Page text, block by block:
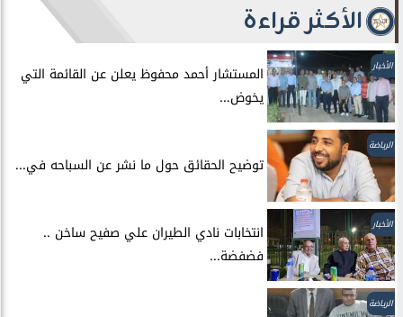
الأكثر قراءة
الأخبار
المستشار أحمد محفوظ يعلن عن القائمة التي
يخوض...
الرياضة
توضيح الحقائق حول ما نشر عن السباحه في...
الأخبار
انتخابات نادي الطيران علي صفيح ساخن ..
فضفضة...
الرياضة